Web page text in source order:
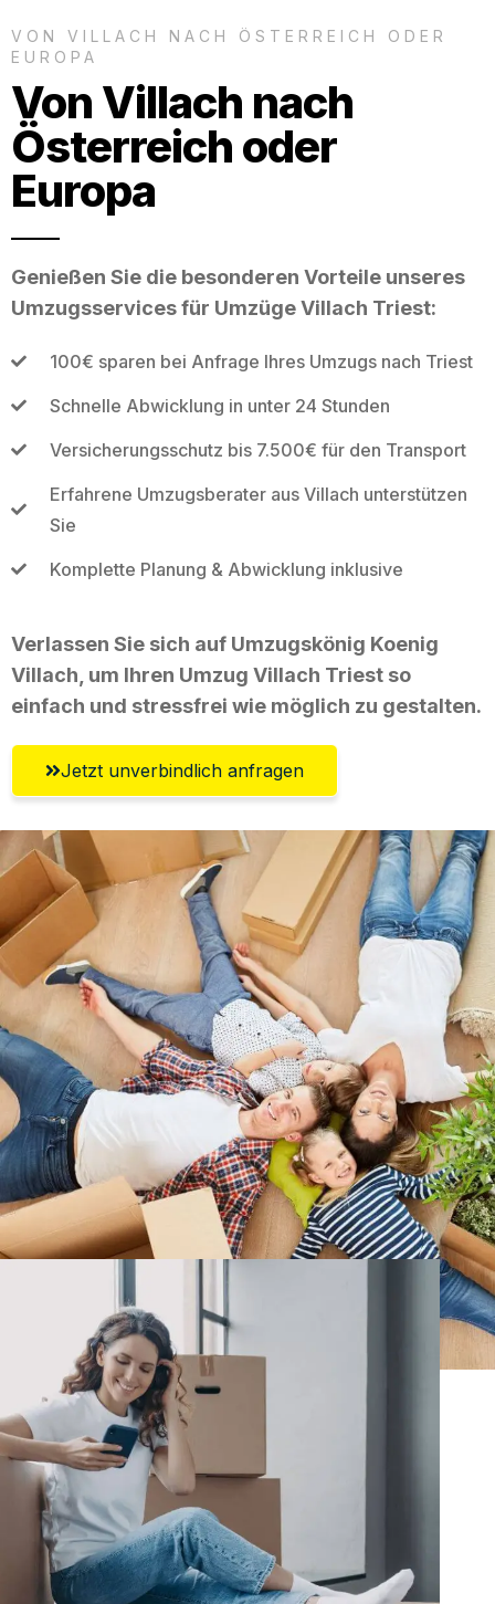
VON VILLACH NACH ÖSTERREICH ODER
EUROPA
Von Villach nach
Österreich oder
Europa
Genießen Sie die besonderen Vorteile unseres
Umzugsservices für Umzüge Villach Triest:
100€ sparen bei Anfrage Ihres Umzugs nach Triest
Schnelle Abwicklung in unter 24 Stunden
Versicherungsschutz bis 7.500€ für den Transport
Erfahrene Umzugsberater aus Villach unterstützen
Sie
Komplette Planung & Abwicklung inklusive
Verlassen Sie sich auf Umzugskönig Koenig
Villach, um Ihren Umzug Villach Triest so
einfach und stressfrei wie möglich zu gestalten.
Jetzt unverbindlich anfragen